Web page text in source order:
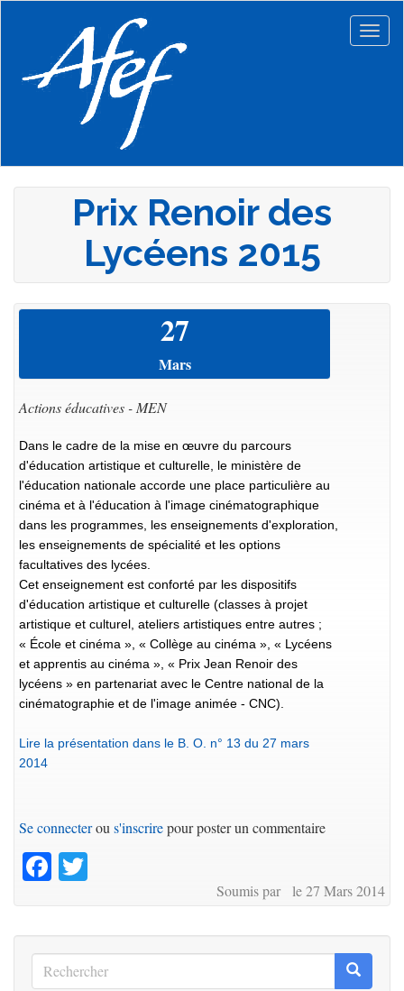
principal
Prix Renoir des
Lycéens 2015
27
Mars
Actions éducatives - MEN
Dans le cadre de la mise en œuvre du parcours
d'éducation artistique et culturelle, le ministère de
l'éducation nationale accorde une place particulière au
cinéma et à l'éducation à l'image cinématographique
dans les programmes, les enseignements d'exploration,
les enseignements de spécialité et les options
facultatives des lycées.
Cet enseignement est conforté par les dispositifs
d'éducation artistique et culturelle (classes à projet
artistique et culturel, ateliers artistiques entre autres ;
« École et cinéma », « Collège au cinéma », « Lycéens
et apprentis au cinéma », « Prix Jean Renoir des
lycéens » en partenariat avec le Centre national de la
cinématographie et de l'image animée - CNC).
Lire la présentation dans le B. O. n° 13 du 27 mars
2014
Se connecterou s'inscrirepour poster un commentaire
Facebook
Soumis par le 27 Mars 2014
Rechercher